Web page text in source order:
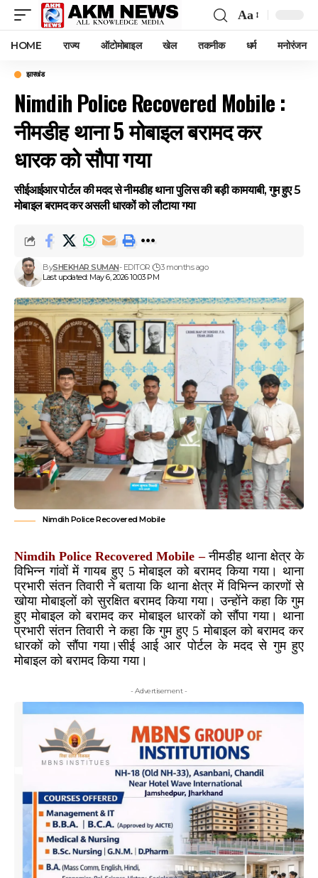
Font
Aa
HOME राज्य ऑटोमोबाइल खेल तकनीक धर्म मनोरंजन
झारखंड
Nimdih Police Recovered Mobile :
नीमडीह थाना 5 मोबाइल बरामद कर
धारक को सौपा गया
सीईआईआर पोर्टल की मदद से नीमडीह थाना पुलिस की बड़ी कामयाबी, गुम हुए 5
मोबाइल बरामद कर असली धारकों को लौटाया गया
Last updated: May 6, 2026 10:03 PM
BySHEKHAR SUMAN- EDITOR 3 months ago
Nimdih Police Recovered Mobile
Nimdih Police Recovered Mobile –नीमडीह थाना क्षेत्र के
विभिन्न गांवों में गायब हुए 5 मोबाइल को बरामद किया गया। थाना
प्रभारी संतन तिवारी ने बताया कि थाना क्षेत्र में विभिन्न कारणों से
खोया मोबाइलों को सुरक्षित बरामद किया गया। उन्होंने कहा कि गुम
हुए मोबाइल को बरामद कर मोबाइल धारकों को सौंपा गया। थाना
प्रभारी संतन तिवारी ने कहा कि गुम हुए 5 मोबाइल को बरामद कर
धारकों को सौंपा गया।‌सीई आई आर पोर्टल के मदद से गुम हुए
मोबाइल को बरामद किया गया।
- Advertisement -